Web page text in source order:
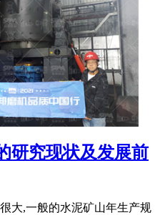
研究现状及发展前
大,一般的水泥矿山年生产规